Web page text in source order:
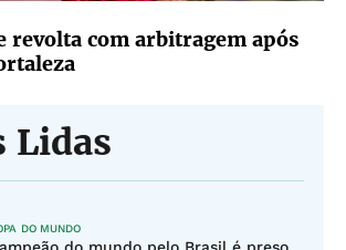
revolta com arbitragem após
Lidas
DO MUNDO